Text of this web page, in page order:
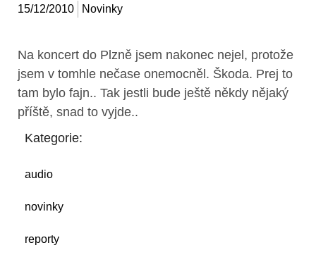
15/12/2010 Novinky
Na koncert do Plzně jsem nakonec nejel, protože
jsem v tomhle nečase onemocněl. Škoda. Prej to
tam bylo fajn.. Tak jestli bude ještě někdy nějaký
příště, snad to vyjde..
Kategorie:
audio
novinky
reporty